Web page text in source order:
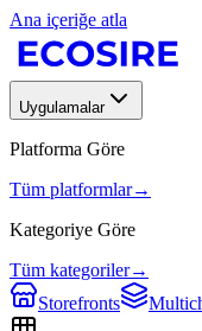
Ana içeriğe atla
Uygulamalar
Platforma Göre
Tüm platformlar→
Kategoriye Göre
Tüm kategoriler→
Storefronts